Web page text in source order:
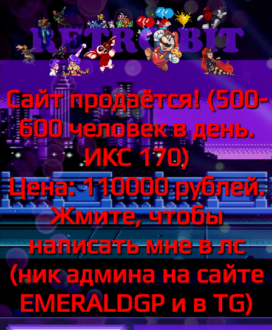
Сайт продаётся! (500-
600 человек в день.
ИКС 170)
Цена: 110000 рублей.
Жмите, чтобы
написать мне в лс
(ник админа на сайте
EMERALDGP и в TG)